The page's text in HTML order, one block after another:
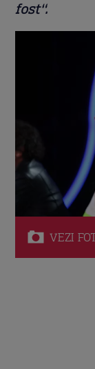
fost“.
VEZI